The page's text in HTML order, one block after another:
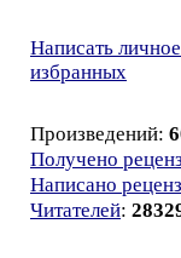
Написать
избранных
Произведений:
Получено
Написано
Читателей: